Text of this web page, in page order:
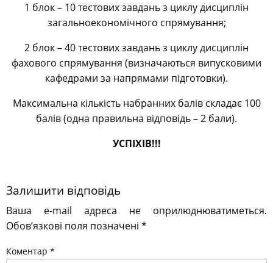
1 блок – 10 тестових завдань з циклу дисциплін
загальноекономічного спрямування;
2 блок – 40 тестових завдань з циклу дисциплін
фахового спрямування (визначаються випусковими
кафедрами за напрямами підготовки).
Максимальна кількість набранних балів складає 100
балів (одна правильна відповідь – 2 бали).
УСПІХІВ!!!
Залишити відповідь
Ваша e-mail адреса не оприлюднюватиметься.
Обов’язкові поля позначені *
Коментар *